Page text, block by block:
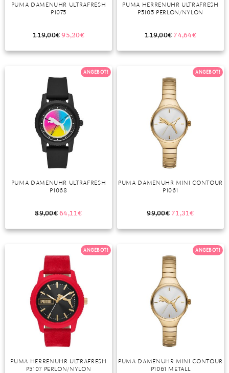
PUMA DAMENUHR ULTRAFRESH
P1075
119,00€ 95,20€
PUMA HERRENUHR ULTRAFRESH
P5105 PERLON/NYLON
119,00€ 74,64€
ANGEBOT!
PUMA DAMENUHR ULTRAFRESH
P1068
89,00€ 64,11€
ANGEBOT!
PUMA DAMENUHR MINI CONTOUR
P1061
99,00€ 71,31€
ANGEBOT!
PUMA HERRENUHR ULTRAFRESH
P5107 PERLON/NYLON
ANGEBOT!
PUMA DAMENUHR MINI CONTOUR
P1061 METALL